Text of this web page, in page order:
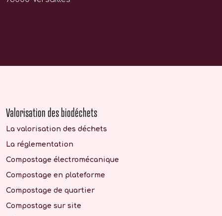
Valorisation des biodéchets
La valorisation des déchets
La réglementation
Compostage électromécanique
Compostage en plateforme
Compostage de quartier
Compostage sur site